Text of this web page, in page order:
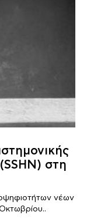
στη
νέων